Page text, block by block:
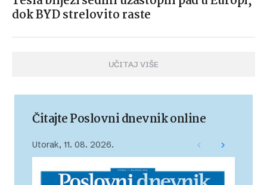
dok BYD strelovito raste
UČITAJ VIŠE
Čitajte Poslovni dnevnik online
Utorak, 11. 08. 2026.